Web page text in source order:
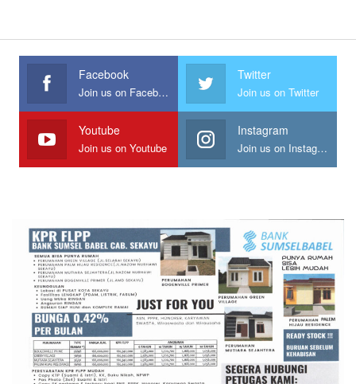
Facebook
Join us on Facebook
Twitter
Join us on Twitter
Youtube
Join us on Youtube
Instagram
Join us on Instagram